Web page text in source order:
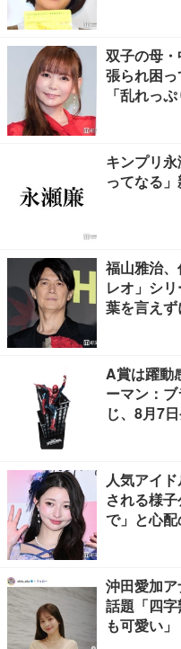
双子の母
張られ困っ
「乱れっ
キンプリ
ってなる
福山雅治
レオ」シ
葉を言えず
A賞は躍動
ーマン：
じ、8月7
人気アイ
される様
で」と心
沖田愛加
話題「四
も可愛い」